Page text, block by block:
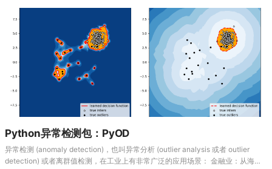
Python异常检测包：PyOD
异常检测 (anomaly detection)，也叫异常分析 (outlier analysis 或者 outlier
detection) 或者离群值检测，在工业上有非常广泛的应用场景： 金融业：从海量